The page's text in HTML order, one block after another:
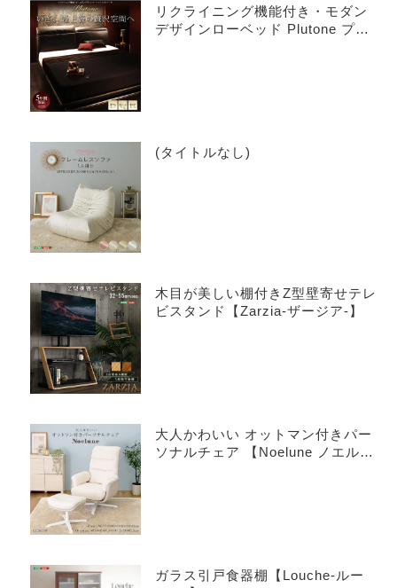
リクライニング機能付き・モダン
デザインローベッド Plutone プル
(タイトルなし)
木目が美しい棚付きZ型壁寄せテレ
ビスタンド【Zarzia-ザージア-】
大人かわいい オットマン付きパー
ソナルチェア 【Noelune ノエル
ガラス引戸食器棚【Louche-ルー